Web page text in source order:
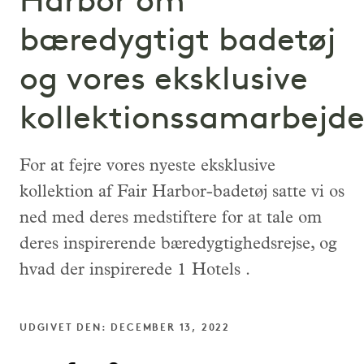
bæredygtigt badetøj
og vores eksklusive
kollektionssamarbejde
For at fejre vores nyeste eksklusive
kollektion af Fair Harbor-badetøj satte vi os
ned med deres medstiftere for at tale om
deres inspirerende bæredygtighedsrejse, og
hvad der inspirerede 1 Hotels .
UDGIVET DEN: DECEMBER 13, 2022